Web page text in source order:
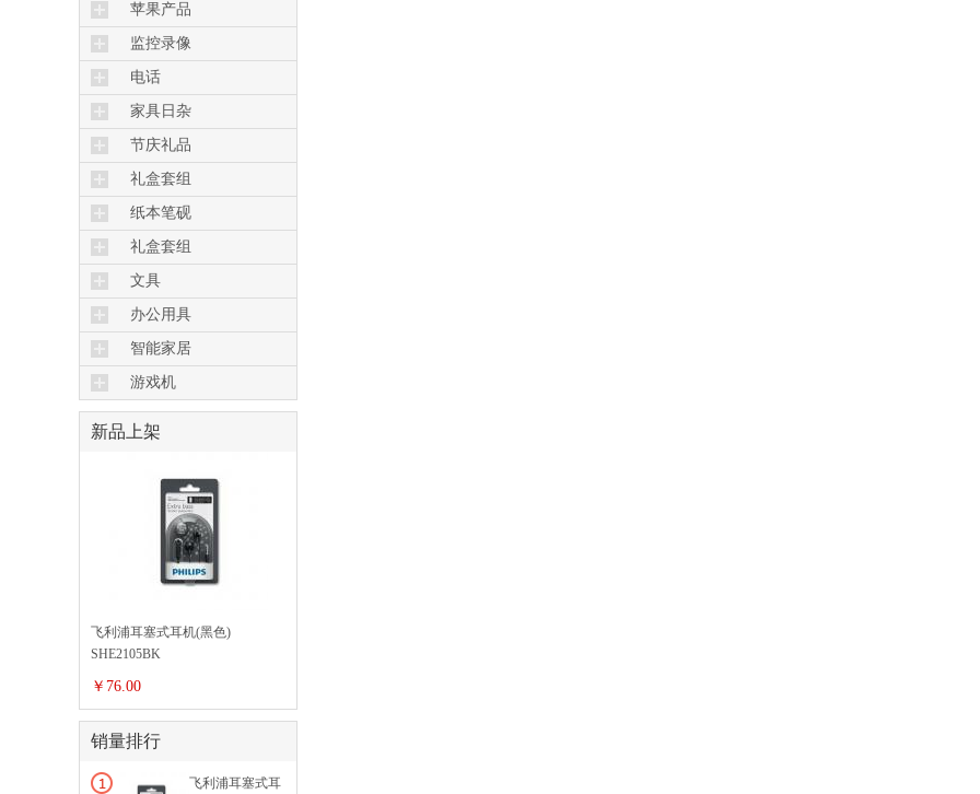
苹果产品
苹果电脑
IPAD
监控录像
安防监控
电话
常规电话
家具日杂
节庆礼品
礼盒套组
纸本笔砚
礼盒套组
文具
办公用具
智能家居
机器人
游戏机
新品上架
飞利浦耳塞式耳机(黑色)
SHE2105BK
￥76.00
销量排行
飞利浦耳塞式耳